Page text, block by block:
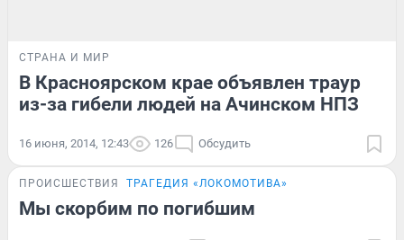
СТРАНА И МИР
В Красноярском крае объявлен траур
из-за гибели людей на Ачинском НПЗ
16 июня, 2014, 12:43 126 Обсудить
ПРОИСШЕСТВИЯ ТРАГЕДИЯ «ЛОКОМОТИВА»
Мы скорбим по погибшим